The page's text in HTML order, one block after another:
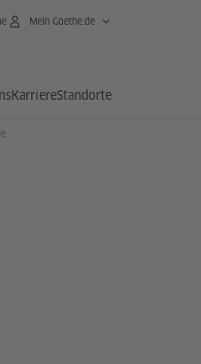
Mein Goethe.de
KarriereStandorte